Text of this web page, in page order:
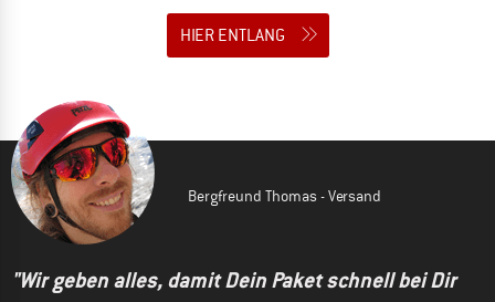
HIER ENTLANG
Bergfreund Thomas - Versand
"Wir geben alles, damit Dein Paket schnell bei Dir